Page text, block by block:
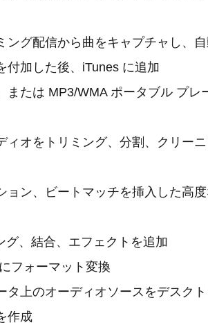
ング配信から曲をキャプチャし、
付加した後、iTunes に追加
または MP3/WMA ポータブル プレ
ィオをトリミング、分割、クリー
ョン、ビートマッチを挿入した高
グ、結合、エフェクトを追加
フォーマット変換
タ上のオーディオソースをデスク
作成